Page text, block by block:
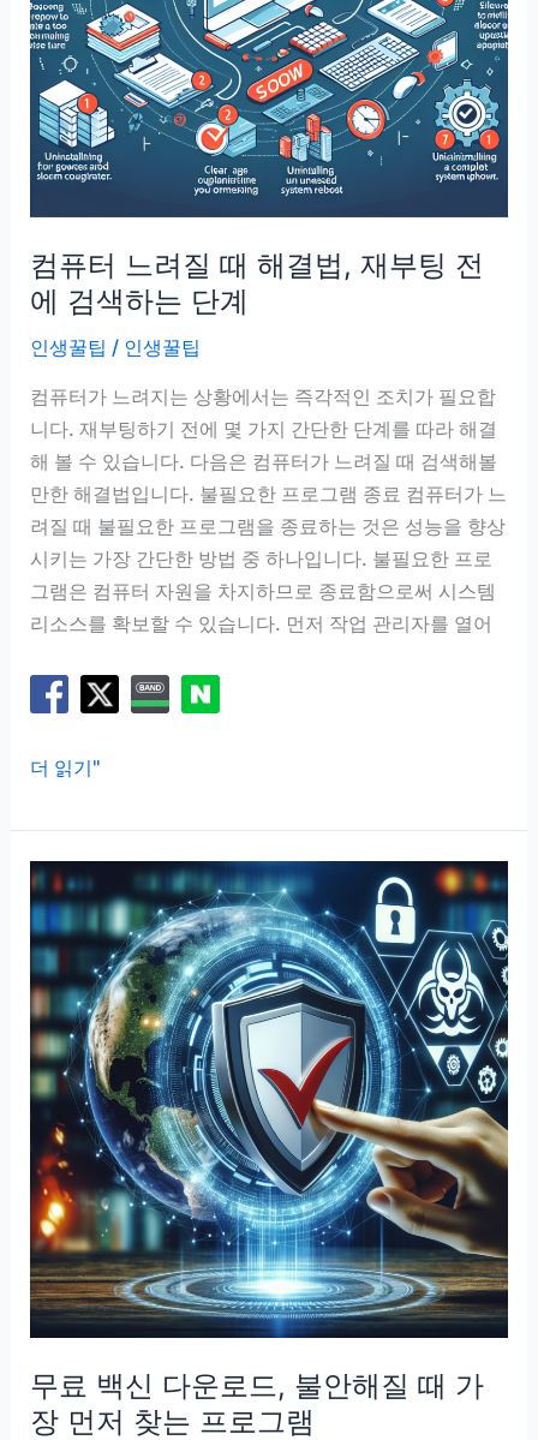
사
람
만
남
기
구
컴퓨터 느려질 때 해결법, 재부팅 전
에 검색하는 단계
인생꿀팁 / 인생꿀팁
컴퓨터가 느려지는 상황에서는 즉각적인 조치가 필요합
니다. 재부팅하기 전에 몇 가지 간단한 단계를 따라 해결
해 볼 수 있습니다. 다음은 컴퓨터가 느려질 때 검색해볼
만한 해결법입니다. 불필요한 프로그램 종료 컴퓨터가 느
려질 때 불필요한 프로그램을 종료하는 것은 성능을 향상
시키는 가장 간단한 방법 중 하나입니다. 불필요한 프로
그램은 컴퓨터 자원을 차지하므로 종료함으로써 시스템
리소스를 확보할 수 있습니다. 먼저 작업 관리자를 열어
컴
터
느
려
질
해
결
법,
재
부
팅
전
에
검
색
하
단
계
더 읽기"
무료 백신 다운로드, 불안해질 때 가
장 먼저 찾는 프로그램